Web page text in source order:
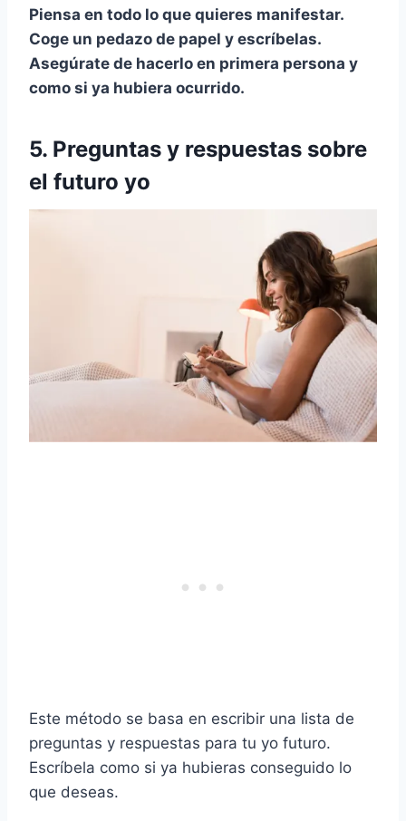
Piensa en todo lo que quieres manifestar.
Coge un pedazo de papel y escríbelas.
Asegúrate de hacerlo en primera persona y
como si ya hubiera ocurrido.
5. Preguntas y respuestas sobre
el futuro yo
Este método se basa en escribir una lista de
preguntas y respuestas para tu yo futuro.
Escríbela como si ya hubieras conseguido lo
que deseas.